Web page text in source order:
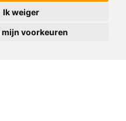
Ik weiger
voorkeuren